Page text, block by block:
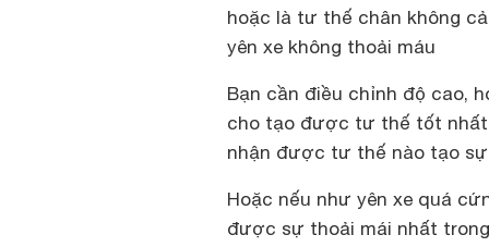
hoặc là tư thế chân không
yên xe không thoải máu
Bạn cần điều chỉnh độ cao,
cho tạo được tư thế tốt nhất
nhận được tư thế nào tạo
Hoặc nếu như yên xe quá
được sự thoải mái nhất